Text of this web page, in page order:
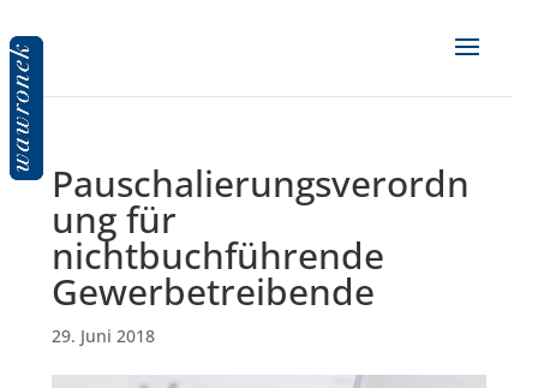
Pauschalierungsverordn
ung für
nichtbuchführende
Gewerbetreibende
29. Juni 2018